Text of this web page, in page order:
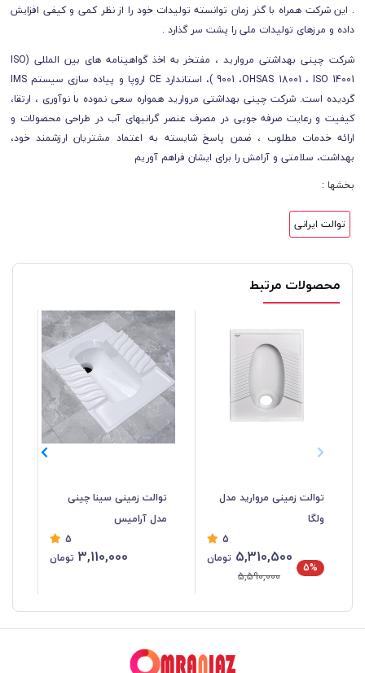
. این شرکت همراه با گذر زمان توانسته تولیدات خود را از نظر کمی و کیفی افزایش
داده و مرزهای تولیدات ملی را پشت سر گذارد .
شرکت چینی بهداشتی مروارید ، مفتخر به اخذ گواهینامه های بین المللی (ISO
9001 ،OHSAS 18001 ، ISO 14001 )، استاندارد CE اروپا و پیاده سازی سیستم IMS
گردیده است. شرکت چینی بهداشتی مروارید همواره سعی نموده با نوآوری ، ارتقا،
کیفیت و رعایت صرفه جویی در مصرف عنصر گرانبهای آب در طراحی محصولات و
ارائه خدمات مطلوب ، ضمن پاسخ شایسته به اعتماد مشتریان ارزشمند خود،
بهداشت، سلامتی و آرامش را برای ایشان فراهم آوریم
بخشها :
توالت ایرانی
محصولات مرتبط
توالت زمینی مروارید مدل
ولگا
5
5%
5,310,500 تومان
5,590,000
توالت زمینی سینا چینی
مدل آرامیس
5
3,110,000 تومان